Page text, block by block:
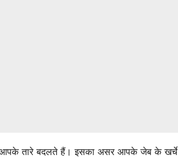
आपके तारे बदलते हैं। इसका असर आपके जेब के खर्चे